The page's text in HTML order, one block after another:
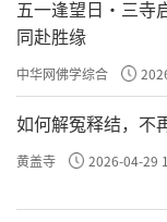
五一逢望日・三寺
同赴胜缘
中华网佛学综合
如何解冤释结，不
黄盖寺 2026-04-29